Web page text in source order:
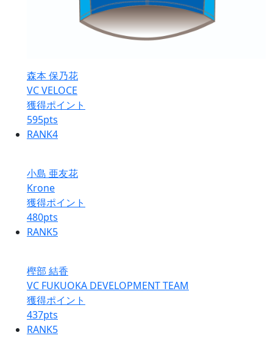
森本 保乃花
VC VELOCE
獲得ポイント
595pts
RANK4
小島 亜友花
Krone
獲得ポイント
480pts
RANK5
樫部 結香
VC FUKUOKA DEVELOPMENT TEAM
獲得ポイント
437pts
RANK5